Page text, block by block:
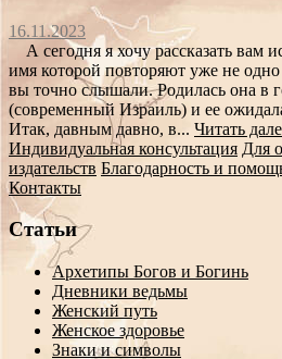
16.11.2023
А сегодня я хочу рассказать
имя которой повторяют уже не одно
вы точно слышали. Родилась она в
(современный Израиль) и ее
Итак, давным давно, в... Читать
Индивидуальная консультация Для
издательств Благодарность и
Контакты
Статьи
Архетипы Богов и Богинь
Дневники ведьмы
Женский путь
Женское здоровье
Знаки и символы